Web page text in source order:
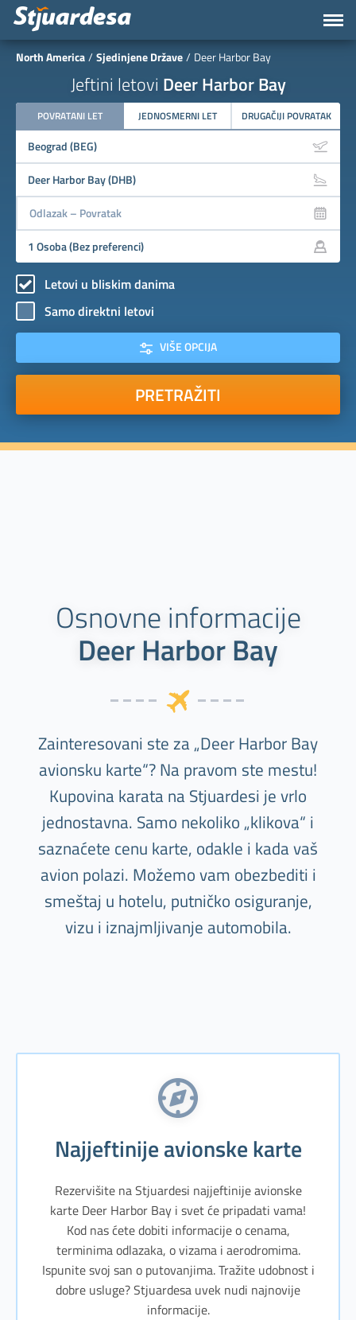
North America Sjedinjene Države Deer Harbor Bay
Jeftini letovi Deer Harbor Bay
POVRATANI LET JEDNOSMERNI LET DRUGAČIJI POVRATAK
Letovi u bliskim danima
Samo direktni letovi
VIŠE OPCIJA
PRETRAŽITI
Osnovne informacije
Deer Harbor Bay
Zainteresovani ste za „Deer Harbor Bay
avionsku karte“? Na pravom ste mestu!
Kupovina karata na Stjuardesi je vrlo
jednostavna. Samo nekoliko „klikova“ i
saznaćete cenu karte, odakle i kada vaš
avion polazi. Možemo vam obezbediti i
smeštaj u hotelu, putničko osiguranje,
vizu i iznajmljivanje automobila.
Najjeftinije avionske karte
Rezervišite na Stjuardesi najjeftinije avionske
karte Deer Harbor Bay i svet će pripadati vama!
Kod nas ćete dobiti informacije o cenama,
terminima odlazaka, o vizama i aerodromima.
Ispunite svoj san o putovanjima. Tražite udobnost i
dobre usluge? Stjuardesa uvek nudi najnovije
informacije.